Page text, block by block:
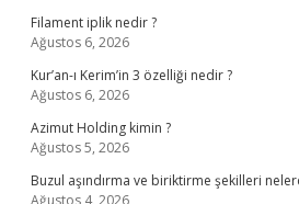
Filament iplik nedir ?
Ağustos 6, 2026
Kur’an-ı Kerim’in 3 özelliği nedir ?
Ağustos 6, 2026
Azimut Holding kimin ?
Ağustos 5, 2026
Buzul aşındırma ve biriktirme şekilleri
Ağustos 4, 2026